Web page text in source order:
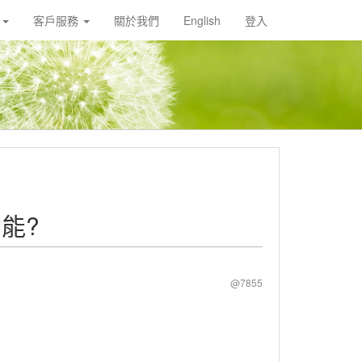
客戶服務 關於我們 English 登入
?
@7855